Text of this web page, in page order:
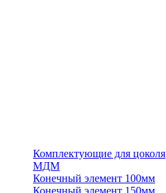
Комплектующие для цоколя
МДМ
Конечный элемент 100мм
Конечный элемент 150мм